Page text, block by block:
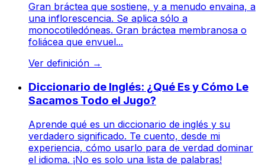
Gran bráctea que sostiene, y a menudo envaina, a
una inflorescencia. Se aplica sólo a
monocotiledóneas. Gran bráctea membranosa o
foliácea que envuel...
Ver definición →
Diccionario de Inglés: ¿Qué Es y Cómo Le
Sacamos Todo el Jugo?
Aprende qué es un diccionario de inglés y su
verdadero significado. Te cuento, desde mi
experiencia, cómo usarlo para de verdad dominar
el idioma. ¡No es solo una lista de palabras!